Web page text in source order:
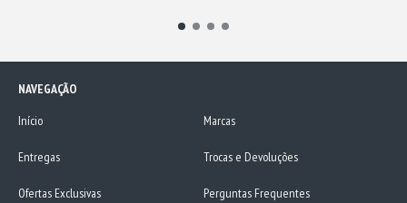
NAVEGAÇÃO
Início
Marcas
Entregas Trocas e Devoluções
Ofertas Exclusivas Perguntas Frequentes